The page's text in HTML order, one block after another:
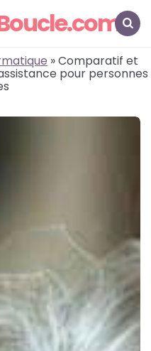
» Comparatif et
pour personnes